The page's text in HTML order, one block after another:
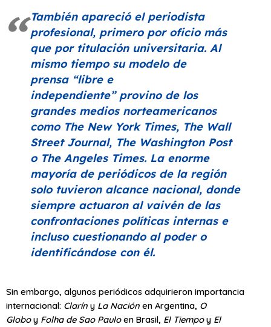
También apareció el periodista
profesional, primero por oficio más
que por titulación universitaria. Al
mismo tiempo su modelo de
prensa “libre e
independiente”provino de los
grandes medios norteamericanos
como The New York Times, The Wall
Street Journal, The Washington Post
o The Angeles Times. La enorme
mayoría de periódicos de la región
solo tuvieron alcance nacional, donde
siempre actuaron al vaivén de las
confrontaciones políticas internas e
incluso cuestionando al poder o
identificándose con él.
Sin embargo, algunos periódicos adquirieron importancia
internacional: Clarín y La Nación en Argentina, O
Globoy Folha de Sao Pauloen Brasil, El Tiempoy El